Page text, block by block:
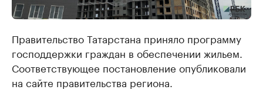
Правительство Татарстана приняло программу
господдержки граждан в обеспечении жильем.
Соответствующее постановление опубликовали
на сайте правительства региона.